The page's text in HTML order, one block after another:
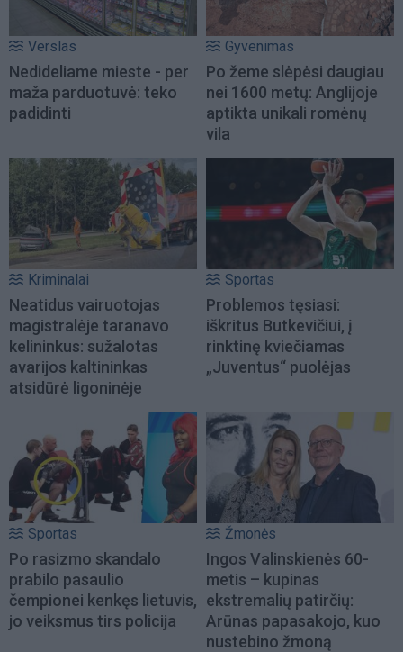
Verslas
Nedideliame mieste - per
maža parduotuvė: teko
padidinti
Gyvenimas
Po žeme slėpėsi daugiau
nei 1600 metų: Anglijoje
aptikta unikali romėnų
vila
Kriminalai
Neatidus vairuotojas
magistralėje taranavo
kelininkus: sužalotas
avarijos kaltininkas
atsidūrė ligoninėje
Sportas
Problemos tęsiasi:
iškritus Butkevičiui, į
rinktinę kviečiamas
„Juventus“ puolėjas
Sportas
Po rasizmo skandalo
prabilo pasaulio
čempionei kenkęs lietuvis,
jo veiksmus tirs policija
Žmonės
Ingos Valinskienės 60-
metis – kupinas
ekstremalių patirčių:
Arūnas papasakojo, kuo
nustebino žmoną